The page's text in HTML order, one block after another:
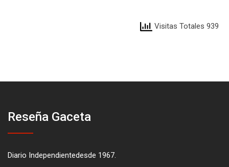
Visitas Totales 939
Reseña Gaceta
Diario Independientedesde 1967.